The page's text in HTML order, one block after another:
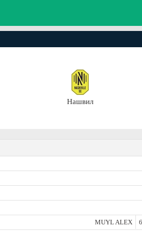
Нашвил
MUYL ALEX